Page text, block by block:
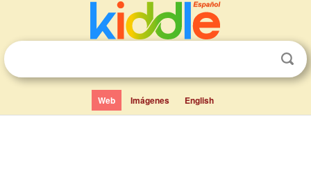
Web Imágenes English